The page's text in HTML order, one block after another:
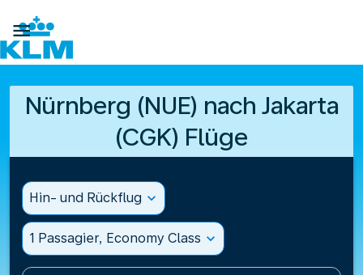

Nürnberg (NUE) nach Jakarta
(CGK) Flüge
Hin- und Rückflug expand_more
1 Passagier, Economy Class expand_more